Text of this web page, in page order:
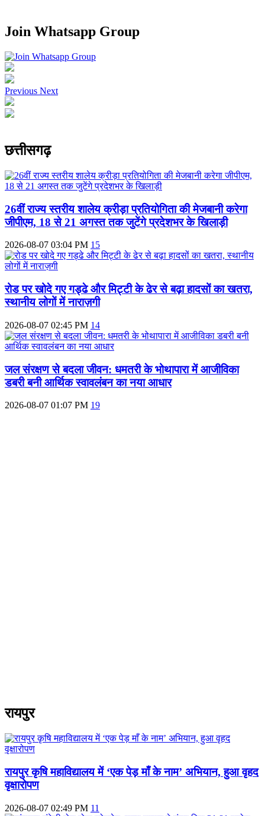
Join Whatsapp Group
Previous Next
छत्तीसगढ़
26वीं राज्य स्तरीय शालेय क्रीड़ा प्रतियोगिता की मेजबानी करेगा
जीपीएम, 18 से 21 अगस्त तक जुटेंगे प्रदेशभर के खिलाड़ी
2026-08-07 03:04 PM 15
रोड पर खोदे गए गड्ढे और मिट्टी के ढेर से बढ़ा हादसों का खतरा,
स्थानीय लोगों में नाराज़गी
2026-08-07 02:45 PM 14
जल संरक्षण से बदला जीवन: धमतरी के भोथापारा में आजीविका
डबरी बनी आर्थिक स्वावलंबन का नया आधार
2026-08-07 01:07 PM 19
रायपुर
रायपुर कृषि महाविद्यालय में ‘एक पेड़ माँ के नाम’ अभियान, हुआ वृहद
वृक्षारोपण
2026-08-07 02:49 PM 11